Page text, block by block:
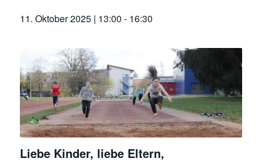
11. Oktober 2025 | 13:00 - 16:30
Liebe Kinder, liebe Eltern,